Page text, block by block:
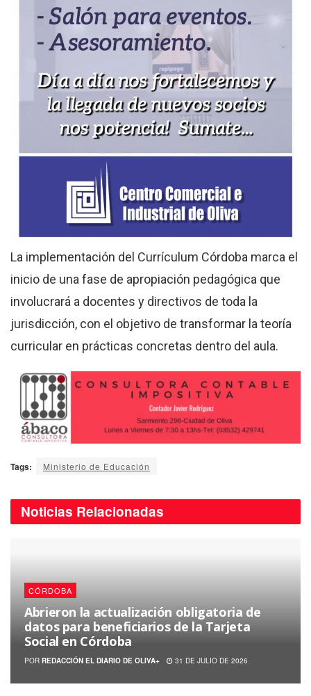
La implementación del Currículum Córdoba marca el
inicio de una fase de apropiación pedagógica que
involucrará a docentes y directivos de toda la
jurisdicción, con el objetivo de transformar la teoría
curricular en prácticas concretas dentro del aula.
Tags: Ministerio de Educación
Noticias Relacionadas
CÓRDOBA
Abrieron la actualización obligatoria de
datos para beneficiarios de la Tarjeta
Social en Córdoba
POR REDACCIÓN EL DIARIO DE OLIVA+ 31 DE JULIO DE 2026